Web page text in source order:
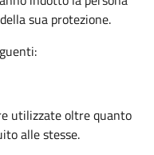
sua protezione.
utilizzate oltre quanto
alle stesse.